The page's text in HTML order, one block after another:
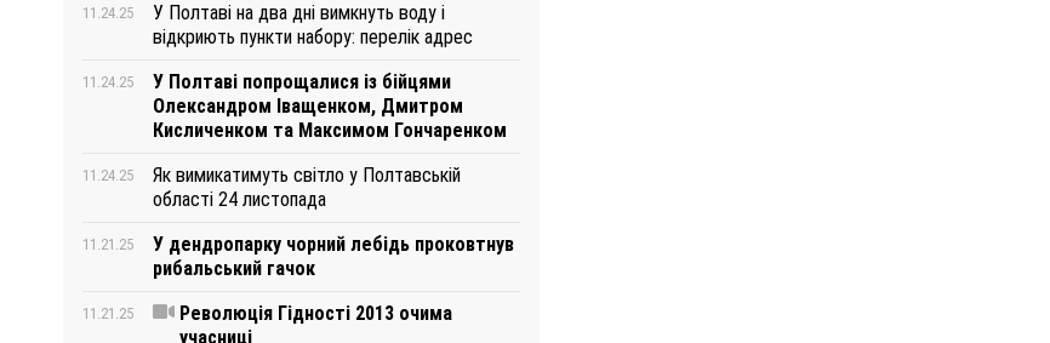
11.24.25
У Полтаві на два дні вимкнуть воду і
відкриють пункти набору: перелік адрес
11.24.25
У Полтаві попрощалися із бійцями
Олександром Іващенком, Дмитром
Кисличенком та Максимом Гончаренком
11.24.25
Як вимикатимуть світло у Полтавській
області 24 листопада
11.21.25
У дендропарку чорний лебідь проковтнув
рибальський гачок
11.21.25
Революція Гідності 2013 очима
учасниці